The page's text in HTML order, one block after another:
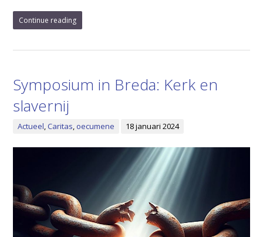
Continue reading
Symposium in Breda: Kerk en
slavernij
Actueel ,Caritas oecumene 18 januari 2024